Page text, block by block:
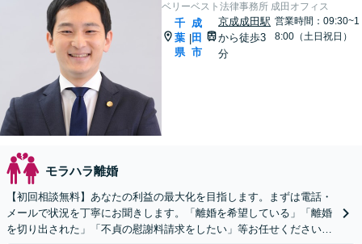
ベリーベスト法律事務所 成田オフィス
千
葉
県
|
成
田
市
京成成田駅
から徒歩3
分
営業時間：09:30~1
8:00（土日祝日）
モラハラ離婚
【初回相談無料】あなたの利益の最大化を目指します。まずは電話・
メールで状況を丁寧にお聞きします。「離婚を希望している」「離婚
を切り出された」「不貞の慰謝料請求をしたい」等お任せください。